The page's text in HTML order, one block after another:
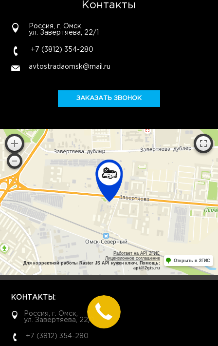
Контакты
Россия, г. Омск,
ул. Завертяева, 22/1
+7 (3812) 354-280
avtostradaomsk@mail.ru
ЗАКАЗАТЬ ЗВОНОК
Работает на API 2ГИС
Лицензионное соглашение
Для корректной работы Raster JS API нужен ключ. Помощь:
api@2gis.ru
Открыть в 2ГИС
КОНТАКТЫ:
Россия, г. Омск,
ул. Завертяева, 22/1
+7 (3812) 354-280